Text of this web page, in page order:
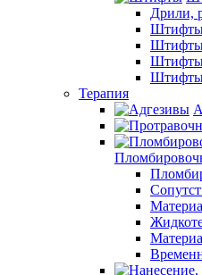
Дрили,
Штифты
Штифты
Штифты
Штифты
Терапия